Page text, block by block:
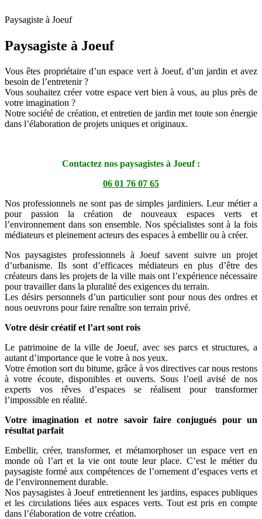
Paysagiste à Joeuf
Paysagiste à Joeuf
Vous êtes propriétaire d’un espace vert à Joeuf, d’un jardin et avez
besoin de l’entretenir ?
Vous souhaitez créer votre espace vert bien à vous, au plus près de
votre imagination ?
Notre société de création, et entretien de jardin met toute son énergie
dans l’élaboration de projets uniques et originaux.
Contactez nos paysagistes à Joeuf :
06 01 76 07 65
Nos professionnels ne sont pas de simples jardiniers. Leur métier a
pour passion la création de nouveaux espaces verts et
l’environnement dans son ensemble. Nos spécialistes sont à la fois
médiateurs et pleinement acteurs des espaces à embellir ou à créer.
Nos paysagistes professionnels à Joeuf savent suivre un projet
d’urbanisme. Ils sont d’efficaces médiateurs en plus d’être des
créateurs dans les projets de la ville mais ont l’expérience nécessaire
pour travailler dans la pluralité des exigences du terrain.
Les désirs personnels d’un particulier sont pour nous des ordres et
nous oeuvrons pour faire renaître son terrain privé.
Votre désir créatif et l’art sont rois
Le patrimoine de la ville de Joeuf, avec ses parcs et structures, a
autant d’importance que le votre à nos yeux.
Votre émotion sort du bitume, grâce à vos directives car nous restons
à votre écoute, disponibles et ouverts. Sous l’oeil avisé de nos
experts vos rêves d’espaces se réalisent pour transformer
l’impossible en réalité.
Votre imagination et notre savoir faire conjugués pour un
résultat parfait
Embellir, créer, transformer, et métamorphoser un espace vert en
monde où l’art et la vie ont toute leur place. C’est le métier du
paysagiste formé aux compétences de l’ornement d’espaces verts et
de l’environnement durable.
Nos paysagistes à Joeuf entretiennent les jardins, espaces publiques
et les circulations liées aux espaces verts. Tout est pris en compte
dans l’élaboration de votre création.